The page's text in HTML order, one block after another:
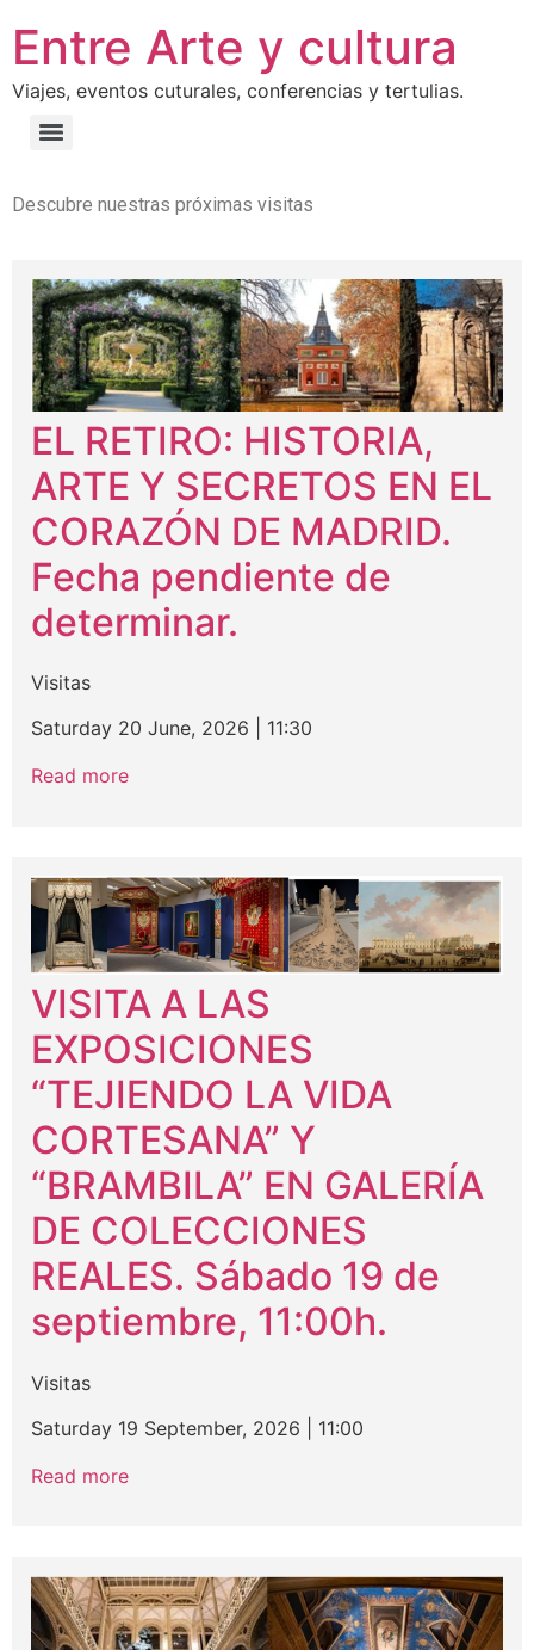
Entre Arte y cultura
Viajes, eventos cuturales, conferencias y tertulias.
Descubre nuestras próximas visitas
EL RETIRO: HISTORIA,
ARTE Y SECRETOS EN EL
CORAZÓN DE MADRID.
Fecha pendiente de
determinar.
Visitas
Saturday 20 June, 2026
11:30
Read more
VISITA A LAS
EXPOSICIONES
“TEJIENDO LA VIDA
CORTESANA” Y
“BRAMBILA” EN GALERÍA
DE COLECCIONES
REALES. Sábado 19 de
septiembre, 11:00h.
Visitas
Saturday 19 September, 2026
11:00
Read more